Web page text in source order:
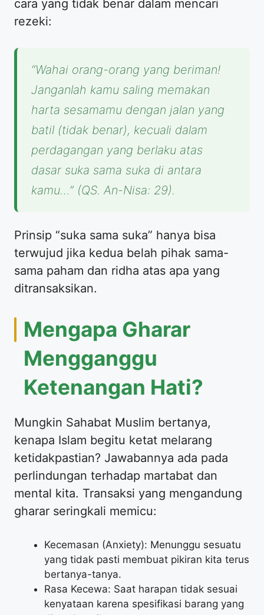
cara yang tidak benar dalam mencari
rezeki:
“Wahai orang-orang yang beriman!
Janganlah kamu saling memakan
harta sesamamu dengan jalan yang
batil (tidak benar), kecuali dalam
perdagangan yang berlaku atas
dasar suka sama suka di antara
kamu…” (QS. An-Nisa: 29).
Prinsip “suka sama suka” hanya bisa
terwujud jika kedua belah pihak sama-
sama paham dan ridha atas apa yang
ditransaksikan.
Mengapa Gharar
Mengganggu
Ketenangan Hati?
Mungkin Sahabat Muslim bertanya,
kenapa Islam begitu ketat melarang
ketidakpastian? Jawabannya ada pada
perlindungan terhadap martabat dan
mental kita. Transaksi yang mengandung
gharar seringkali memicu:
Kecemasan (Anxiety): Menunggu sesuatu
yang tidak pasti membuat pikiran kita terus
bertanya-tanya.
Rasa Kecewa: Saat harapan tidak sesuai
kenyataan karena spesifikasi barang yang